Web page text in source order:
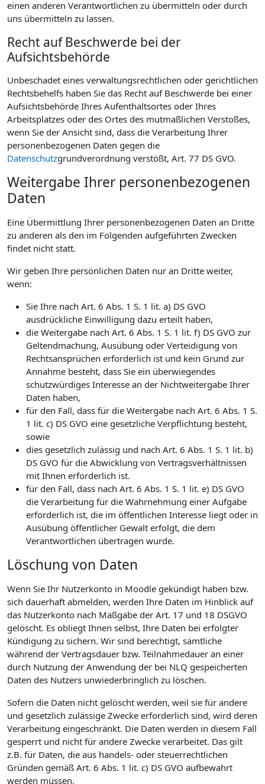
einen anderen Verantwortlichen zu übermitteln oder durch
uns übermitteln zu lassen.
Recht auf Beschwerde bei der
Aufsichtsbehörde
Unbeschadet eines verwaltungsrechtlichen oder gerichtlichen
Rechtsbehelfs haben Sie das Recht auf Beschwerde bei einer
Aufsichtsbehörde Ihres Aufenthaltsortes oder Ihres
Arbeitsplatzes oder des Ortes des mutmaßlichen Verstoßes,
wenn Sie der Ansicht sind, dass die Verarbeitung Ihrer
personenbezogenen Daten gegen die
Datenschutzgrundverordnung verstößt, Art. 77 DS GVO.
Weitergabe Ihrer personenbezogenen
Daten
Eine Übermittlung Ihrer personenbezogenen Daten an Dritte
zu anderen als den im Folgenden aufgeführten Zwecken
findet nicht statt.
Wir geben Ihre persönlichen Daten nur an Dritte weiter,
wenn:
Sie Ihre nach Art. 6 Abs. 1 S. 1 lit. a) DS GVO
ausdrückliche Einwilligung dazu erteilt haben,
die Weitergabe nach Art. 6 Abs. 1 S. 1 lit. f) DS GVO zur
Geltendmachung, Ausübung oder Verteidigung von
Rechtsansprüchen erforderlich ist und kein Grund zur
Annahme besteht, dass Sie ein überwiegendes
schutzwürdiges Interesse an der Nichtweitergabe Ihrer
Daten haben,
für den Fall, dass für die Weitergabe nach Art. 6 Abs. 1 S.
1 lit. c) DS GVO eine gesetzliche Verpflichtung besteht,
sowie
dies gesetzlich zulässig und nach Art. 6 Abs. 1 S. 1 lit. b)
DS GVO für die Abwicklung von Vertragsverhältnissen
mit Ihnen erforderlich ist.
für den Fall, dass nach Art. 6 Abs. 1 S. 1 lit. e) DS GVO
die Verarbeitung für die Wahrnehmung einer Aufgabe
erforderlich ist, die im öffentlichen Interesse liegt oder in
Ausübung öffentlicher Gewalt erfolgt, die dem
Verantwortlichen übertragen wurde.
Löschung von Daten
Wenn Sie Ihr Nutzerkonto in Moodle gekündigt haben bzw.
sich dauerhaft abmelden, werden Ihre Daten im Hinblick auf
das Nutzerkonto nach Maßgabe der Art. 17 und 18 DSGVO
gelöscht. Es obliegt Ihnen selbst, Ihre Daten bei erfolgter
Kündigung zu sichern. Wir sind berechtigt, sämtliche
während der Vertragsdauer bzw. Teilnahmedauer an einer
durch Nutzung der Anwendung der bei NLQ gespeicherten
Daten des Nutzers unwiederbringlich zu löschen.
Sofern die Daten nicht gelöscht werden, weil sie für andere
und gesetzlich zulässige Zwecke erforderlich sind, wird deren
Verarbeitung eingeschränkt. Die Daten werden in diesem Fall
gesperrt und nicht für andere Zwecke verarbeitet. Das gilt
z.B. für Daten, die aus handels- oder steuerrechtlichen
Gründen gemäß Art. 6 Abs. 1 lit. c) DS GVO aufbewahrt
werden müssen.